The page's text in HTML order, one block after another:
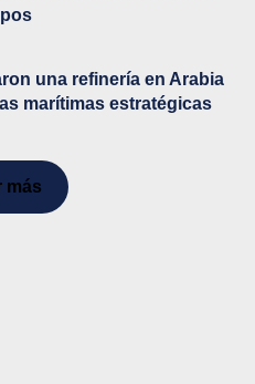
una refinería en Arabia
marítimas estratégicas
más